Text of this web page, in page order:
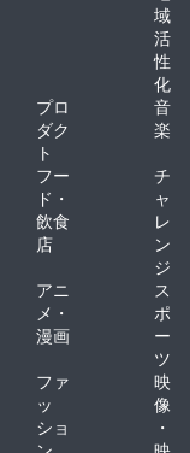
域
活
性
化
プロ
ダク
ト
音
楽
フー
ド・
飲食
店
チ
ャ
レ
ン
ジ
アニ
メ・
漫画
ス
ポ
ー
ツ
ファ
ッ
ショ
映
像
・